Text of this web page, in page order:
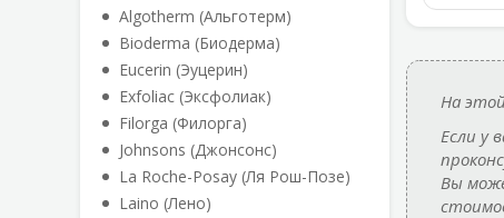
Algotherm (Альготерм)
Bioderma (Биодерма)
Eucerin (Эуцерин)
Exfoliac (Эксфолиак)
Filorga (Филорга)
Johnsons (Джонсонс)
La Roche-Posay (Ля Рош-Позе)
Laino (Лено)
На
Если у
Вы